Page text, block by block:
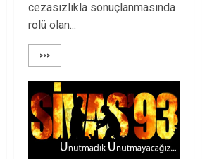
cezasızlıkla sonuçlanmasında
rolü olan...
>>>